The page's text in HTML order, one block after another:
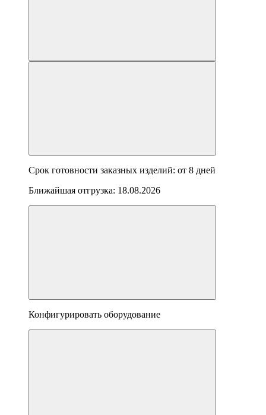
Срок готовности заказных изделий: от 8 дней
Ближайшая отгрузка: 18.08.2026
Конфигурировать оборудование